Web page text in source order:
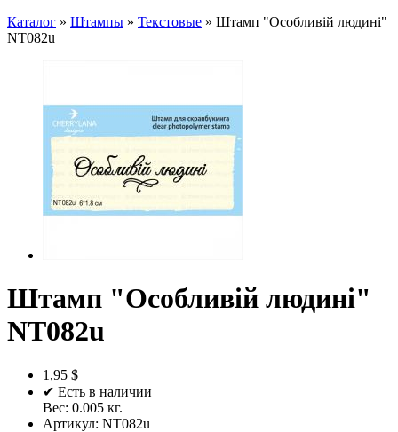
Каталог » Штампы » Текстовые » Штамп "Особливій людині"
NT082u
Штамп "Особливій людині"
NT082u
1,95 $
✔ Есть в наличии
Вес: 0.005 кг.
Артикул: NT082u